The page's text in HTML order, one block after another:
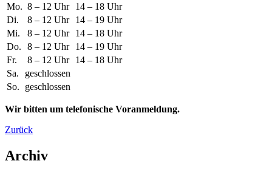
Mo. 8 – 12 Uhr
14 – 18 Uhr
Di.
8 – 12 Uhr
14 – 19 Uhr
Mi.
8 – 12 Uhr
14 – 18 Uhr
Do.
8 – 12 Uhr
14 – 19 Uhr
Fr.
8 – 12 Uhr
14 – 18 Uhr
Sa.
geschlossen
So.
geschlossen
Wir bitten um telefonische Voranmeldung.
Zurück
Archiv